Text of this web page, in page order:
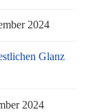
2024
Glanz
2024